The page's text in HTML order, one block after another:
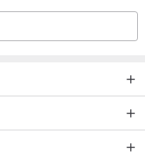
來的。
樣的方式大規模生產，並且
和服，但模式看起來彼此不